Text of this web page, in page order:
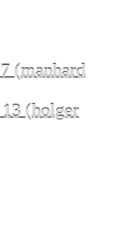
(manhard
(holger